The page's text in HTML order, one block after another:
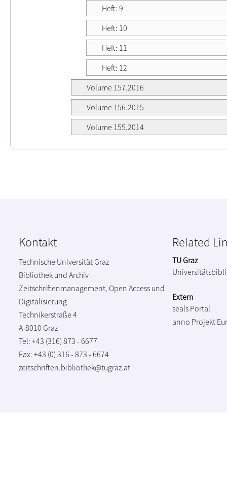
Heft: 9
Heft: 10
Heft: 11
Heft: 12
Volume 157.2016
Volume 156.2015
Volume 155.2014
Kontakt
Technische Universität Graz
Bibliothek und Archiv
Zeitschriftenmanagement, Open Access und
Digitalisierung
Technikerstraße 4
A-8010 Graz
Tel: +43 (316) 873 - 6677
Fax: +43 (0) 316 - 873 - 6674
zeitschriften.bibliothek@tugraz.at
Related
TU Graz
Extern
seals Portal
anno Projekt